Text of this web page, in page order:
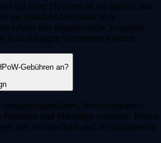
auf einer Plattform ist ein aktives und
ein Standard-Identitätscheck
erhöht und regulatorische Vorgaben
Auszahlungen vornehmen können.
Gebühren an?
Netzwerkkosten
Plattform und Marktlage variieren. Prüfen
den Wechselkurs und alle anfallenden